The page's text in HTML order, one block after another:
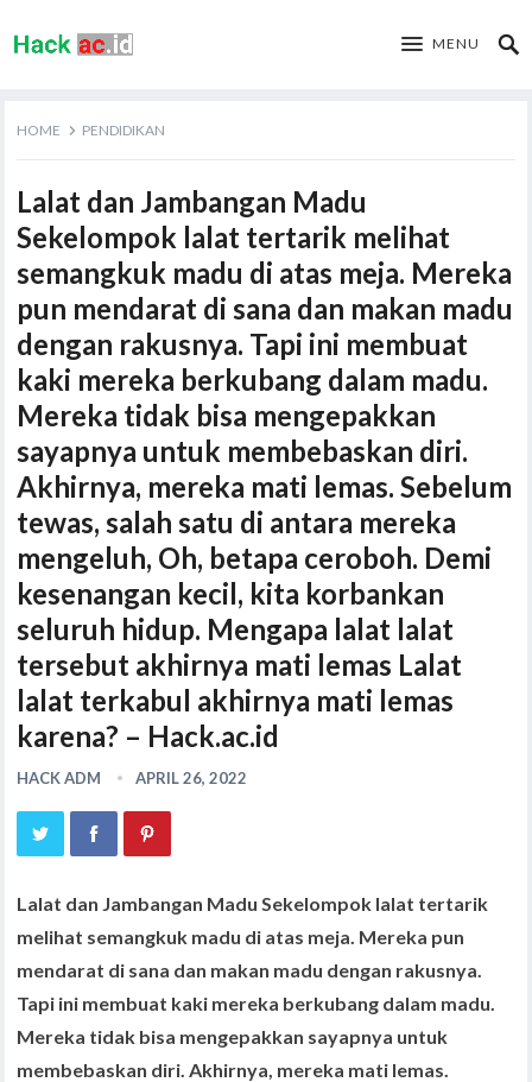
MENU
HOME PENDIDIKAN
Lalat dan Jambangan Madu
Sekelompok lalat tertarik melihat
semangkuk madu di atas meja. Mereka
pun mendarat di sana dan makan madu
dengan rakusnya. Tapi ini membuat
kaki mereka berkubang dalam madu.
Mereka tidak bisa mengepakkan
sayapnya untuk membebaskan diri.
Akhirnya, mereka mati lemas. Sebelum
tewas, salah satu di antara mereka
mengeluh, Oh, betapa ceroboh. Demi
kesenangan kecil, kita korbankan
seluruh hidup. Mengapa lalat lalat
tersebut akhirnya mati lemas Lalat
lalat terkabul akhirnya mati lemas
karena? – Hack.ac.id
HACK ADM APRIL 26, 2022
Lalat dan Jambangan Madu Sekelompok lalat tertarik
melihat semangkuk madu di atas meja. Mereka pun
mendarat di sana dan makan madu dengan rakusnya.
Tapi ini membuat kaki mereka berkubang dalam madu.
Mereka tidak bisa mengepakkan sayapnya untuk
membebaskan diri. Akhirnya, mereka mati lemas.